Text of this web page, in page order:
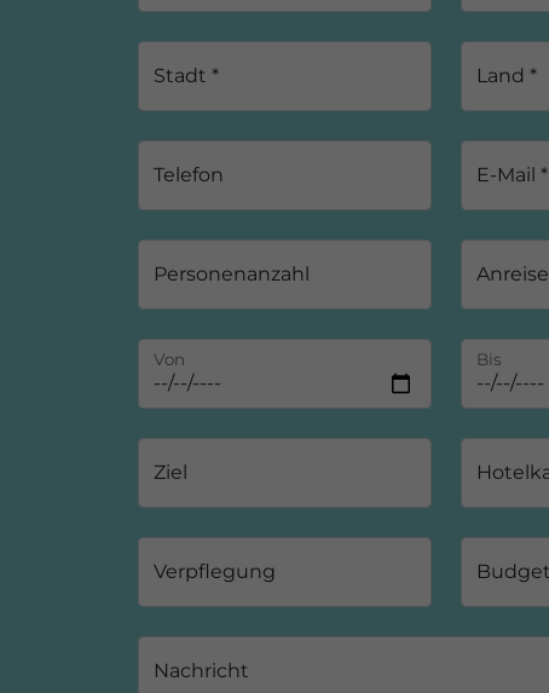
Stadt * Land *
Telefon E-Mail *
Personenanzahl Anreise
Von Bis
Ziel
Verpflegung Budget
Nachricht